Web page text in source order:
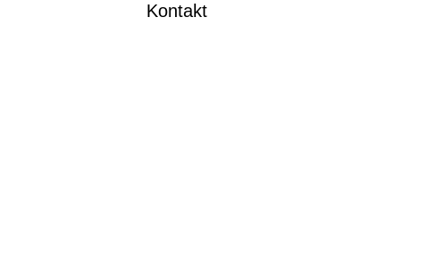
Kontakt